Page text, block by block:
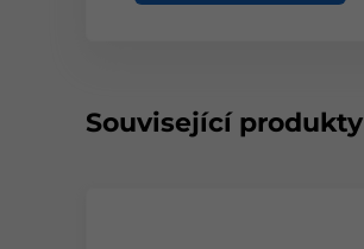
Související produkty